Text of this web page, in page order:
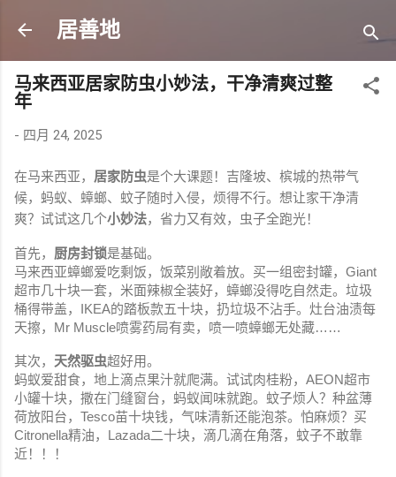
居善地
马来西亚居家防虫小妙法，干净清爽过整
年
- 四月 24, 2025
在马来西亚， 居家防虫是个大课题！吉隆坡、槟城的热带气
候，蚂蚁、蟑螂、蚊子随时入侵，烦得不行。想让家干净清
爽？试试这几个小妙法，省力又有效，虫子全跑光！
首先， 厨房封锁是基础。
马来西亚蟑螂爱吃剩饭，饭菜别敞着放。买一组密封罐，Giant
超市几十块一套，米面辣椒全装好，蟑螂没得吃自然走。垃圾
桶得带盖，IKEA的踏板款五十块，扔垃圾不沾手。灶台油渍每
天擦，Mr Muscle喷雾药局有卖，喷一喷蟑螂无处藏……
其次， 天然驱虫超好用。
蚂蚁爱甜食，地上滴点果汁就爬满。试试肉桂粉，AEON超市
小罐十块，撒在门缝窗台，蚂蚁闻味就跑。蚊子烦人？种盆薄
荷放阳台，Tesco苗十块钱，气味清新还能泡茶。怕麻烦？买
Citronella精油，Lazada二十块，滴几滴在角落，蚊子不敢靠
近！！！